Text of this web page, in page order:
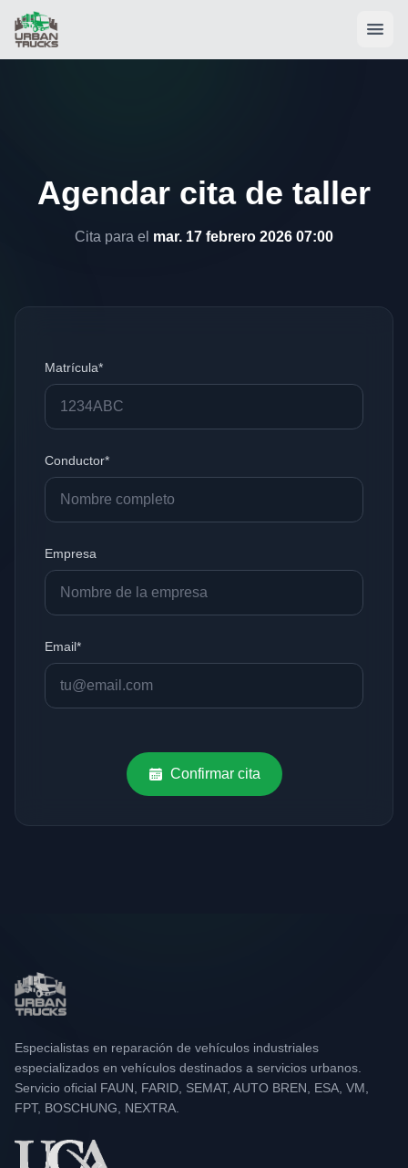
Agendar cita de taller
Cita para el mar. 17 febrero 2026 07:00
Matrícula*
Conductor*
Empresa
Email*
Confirmar cita
Especialistas en reparación de vehículos industriales
especializados en vehículos destinados a servicios urbanos.
Servicio oficial FAUN, FARID, SEMAT, AUTO BREN, ESA, VM,
FPT, BOSCHUNG, NEXTRA.